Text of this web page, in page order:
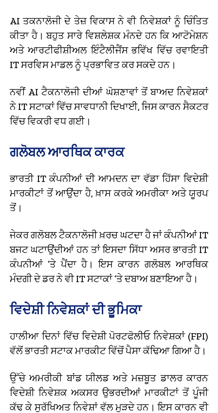
AI ਤਕਨਾਲੋਜੀ ਦੇ ਤੇਜ਼ ਵਿਕਾਸ ਨੇ ਵੀ ਨਿਵੇਸ਼ਕਾਂ ਨੂੰ ਚਿੰਤਿਤ
ਕੀਤਾ ਹੈ। ਬਹੁਤ ਸਾਰੇ ਵਿਸ਼ਲੇਸ਼ਕ ਮੰਨਦੇ ਹਨ ਕਿ ਆਟੋਮੇਸ਼ਨ
ਅਤੇ ਆਰਟੀਫੀਸ਼ੀਅਲ ਇੰਟੈਲੀਜੈਂਸ ਭਵਿੱਖ ਵਿੱਚ ਰਵਾਇਤੀ
IT ਸਰਵਿਸ ਮਾਡਲ ਨੂੰ ਪ੍ਰਭਾਵਿਤ ਕਰ ਸਕਦੇ ਹਨ।
ਨਵੀਂ AI ਟੈਕਨਾਲੋਜੀ ਦੀਆਂ ਘੋਸ਼ਣਾਵਾਂ ਤੋਂ ਬਾਅਦ ਨਿਵੇਸ਼ਕਾਂ
ਨੇ IT ਸਟਾਕਾਂ ਵਿੱਚ ਸਾਵਧਾਨੀ ਦਿਖਾਈ, ਜਿਸ ਕਾਰਨ ਸੈਕਟਰ
ਵਿੱਚ ਵਿਕਰੀ ਵਧ ਗਈ।
ਗਲੋਬਲ ਆਰਥਿਕ ਕਾਰਕ
ਭਾਰਤੀ IT ਕੰਪਨੀਆਂ ਦੀ ਆਮਦਨ ਦਾ ਵੱਡਾ ਹਿੱਸਾ ਵਿਦੇਸ਼ੀ
ਮਾਰਕੀਟਾਂ ਤੋਂ ਆਉਂਦਾ ਹੈ, ਖ਼ਾਸ ਕਰਕੇ ਅਮਰੀਕਾ ਅਤੇ ਯੂਰਪ
ਤੋਂ।
ਜੇਕਰ ਗਲੋਬਲ ਟੈਕਨਾਲੋਜੀ ਖ਼ਰਚ ਘਟਦਾ ਹੈ ਜਾਂ ਕੰਪਨੀਆਂ IT
ਬਜਟ ਘਟਾਉਂਦੀਆਂ ਹਨ ਤਾਂ ਇਸਦਾ ਸਿੱਧਾ ਅਸਰ ਭਾਰਤੀ IT
ਕੰਪਨੀਆਂ ’ਤੇ ਪੈਂਦਾ ਹੈ। ਇਸ ਕਾਰਨ ਗਲੋਬਲ ਆਰਥਿਕ
ਮੰਦਗੀ ਦੇ ਡਰ ਨੇ ਵੀ IT ਸਟਾਕਾਂ ’ਤੇ ਦਬਾਅ ਬਣਾਇਆ ਹੈ।
ਵਿਦੇਸ਼ੀ ਨਿਵੇਸ਼ਕਾਂ ਦੀ ਭੂਮਿਕਾ
ਹਾਲੀਆ ਦਿਨਾਂ ਵਿੱਚ ਵਿਦੇਸ਼ੀ ਪੋਰਟਫੋਲੀਓ ਨਿਵੇਸ਼ਕਾਂ (FPI)
ਵੱਲੋਂ ਭਾਰਤੀ ਸਟਾਕ ਮਾਰਕੀਟ ਵਿੱਚੋਂ ਪੈਸਾ ਕੱਢਿਆ ਗਿਆ ਹੈ।
ਉੱਚੇ ਅਮਰੀਕੀ ਬਾਂਡ ਯੀਲਡ ਅਤੇ ਮਜ਼ਬੂਤ ਡਾਲਰ ਕਾਰਨ
ਵਿਦੇਸ਼ੀ ਨਿਵੇਸ਼ਕ ਅਕਸਰ ਉਭਰਦੀਆਂ ਮਾਰਕੀਟਾਂ ਤੋਂ ਪੂੰਜੀ
ਕੱਢ ਕੇ ਸੁਰੱਖਿਅਤ ਨਿਵੇਸ਼ਾਂ ਵੱਲ ਮੁੜਦੇ ਹਨ। ਇਸ ਕਾਰਨ ਵੀ